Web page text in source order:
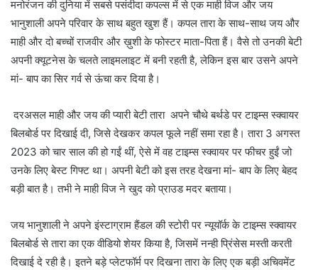
मनोरंजन की दुनिया में सबसे पसंदीदा कपल्स में से एक माही विज और जय
भानुशाली अपने परिवार के साथ बहुत खुश हैं। कपल तारा के साथ-साथ जय और
माही और दो बच्चों राजवीर और ख़ुशी के फोस्टर माता-पिता हैं। वैसे तो उनकी बेटी
अपनी क्यूटनेस के चलते लाइमलाइट में बनी रहती है, लेकिन इस बार उसने अपने
मां- बाप का सिर गर्व से ऊंचा कर दिया है।
दरअसल माही और जय की प्यारी बेटी तारा अपने चौथे बर्थडे पर टाइम्स स्क्वायर
बिलबोर्ड पर दिखाई दी, जिसे देखकर कपल फूले नहीं समा रहा है। तारा 3 अगस्त
2023 को चार साल की हो गईं थीं, ऐसे में वह टाइम्स स्क्वायर पर फीचर हुईं जो
उनके लिए बेस्ट गिफ्ट था। अपनी बेटी को इस तरह देखना मां- बाप के लिए बेहद
बड़ी बात है। तभी ने माही विज ने खुद को प्राउड मदर बताया।
जय भानुशाली ने अपने इंस्टाग्राम हैंडल की स्टोरी पर न्यूयॉर्क के टाइम्स स्क्वायर
बिलबोर्ड से तारा का एक वीडियो शेयर किया है, जिसमें नन्ही प्रिंसेस मस्ती करती
दिखाई दे रही है। इतने बड़े प्लेटफॉर्म पर दिखना तारा के लिए एक बड़ी अचिवमेंट